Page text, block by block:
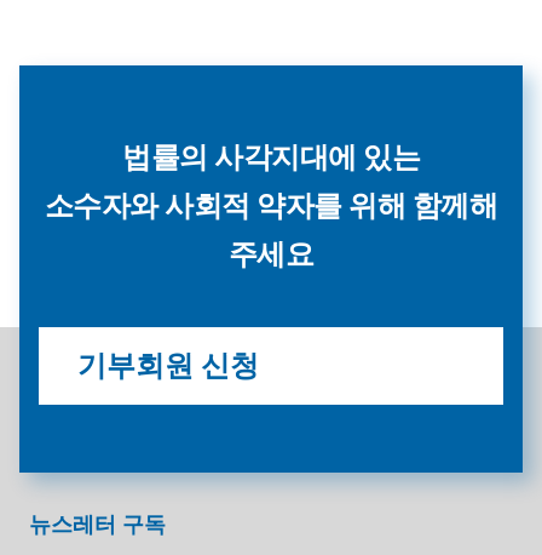
법률의 사각지대에 있는
소수자와 사회적 약자를 위해 함께해
주세요
기부회원 신청
뉴스레터 구독